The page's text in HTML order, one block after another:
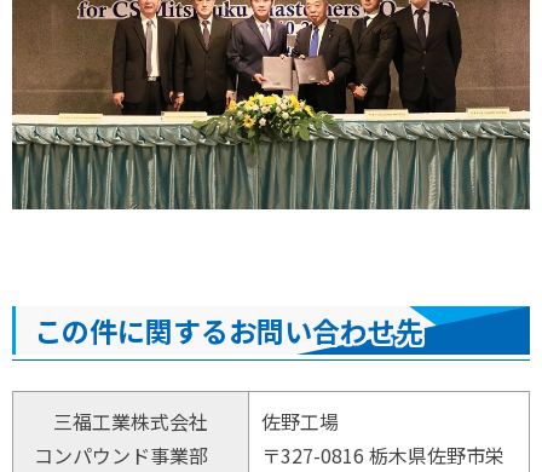
この件に関するお問い合わせ先
三福工業株式会社
コンパウンド事業部
佐野工場
〒327-0816 栃木県佐野市栄